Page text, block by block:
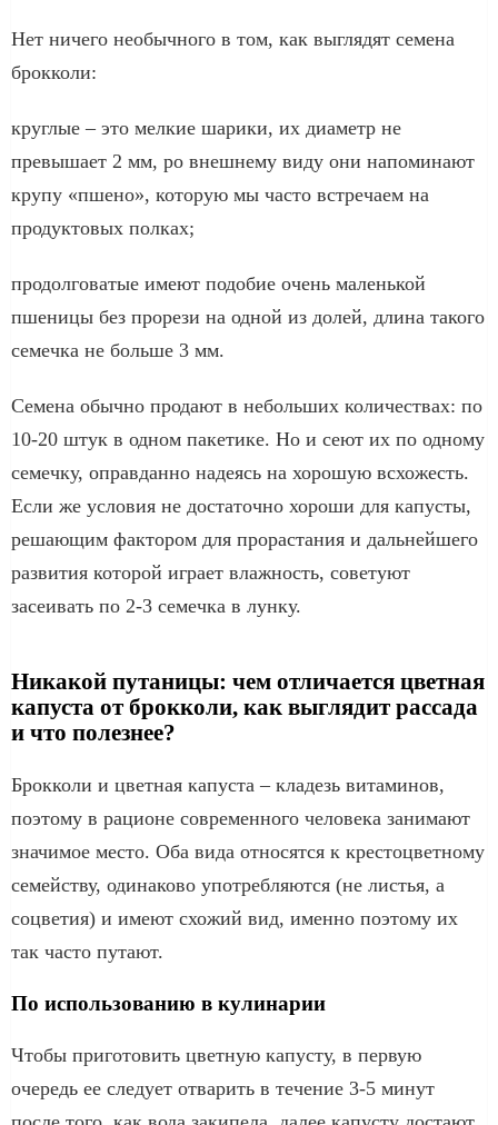
Нет ничего необычного в том, как выглядят семена
брокколи:
круглые – это мелкие шарики, их диаметр не
превышает 2 мм, ро внешнему виду они напоминают
крупу «пшено», которую мы часто встречаем на
продуктовых полках;
продолговатые имеют подобие очень маленькой
пшеницы без прорези на одной из долей, длина такого
семечка не больше 3 мм.
Семена обычно продают в небольших количествах: по
10-20 штук в одном пакетике. Но и сеют их по одному
семечку, оправданно надеясь на хорошую всхожесть.
Если же условия не достаточно хороши для капусты,
решающим фактором для прорастания и дальнейшего
развития которой играет влажность, советуют
засеивать по 2-3 семечка в лунку.
Никакой путаницы: чем отличается цветная
капуста от брокколи, как выглядит рассада
и что полезнее?
Брокколи и цветная капуста – кладезь витаминов,
поэтому в рационе современного человека занимают
значимое место. Оба вида относятся к крестоцветному
семейству, одинаково употребляются (не листья, а
соцветия) и имеют схожий вид, именно поэтому их
так часто путают.
По использованию в кулинарии
Чтобы приготовить цветную капусту, в первую
очередь ее следует отварить в течение 3-5 минут